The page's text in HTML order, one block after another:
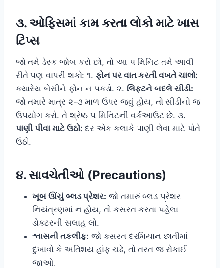
૩. ઓફિસમાં કામ કરતા લોકો માટે ખાસ
ટિપ્સ
જો તમે ડેસ્ક જોબ કરો છો, તો આ ૫ મિનિટ તમે આવી
રીતે પણ વાપરી શકો: ૧. ફોન પર વાત કરતી વખતે ચાલો:
ક્યારેય બેસીને ફોન ન પકડો. ૨. લિફ્ટને બદલે સીડી:
જો તમારે માત્ર ૨-૩ માળ ઉપર જવું હોય, તો સીડીનો જ
ઉપયોગ કરો. તે શ્રેષ્ઠ ૫ મિનિટની વર્કઆઉટ છે. ૩.
પાણી પીવા માટે ઉઠો: દર એક કલાકે પાણી લેવા માટે પોતે
ઉઠો.
૪. સાવચેતીઓ (Precautions)
ખૂબ ઊંચું બ્લડ પ્રેશર: જો તમારું બ્લડ પ્રેશર
નિયંત્રણમાં ન હોય, તો કસરત કરતા પહેલા
ડોક્ટરની સલાહ લો.
શ્વાસની તકલીફ: જો કસરત દરમિયાન છાતીમાં
દુખાવો કે અતિશય હાંફ ચઢે, તો તરત જ રોકાઈ
જાઓ.